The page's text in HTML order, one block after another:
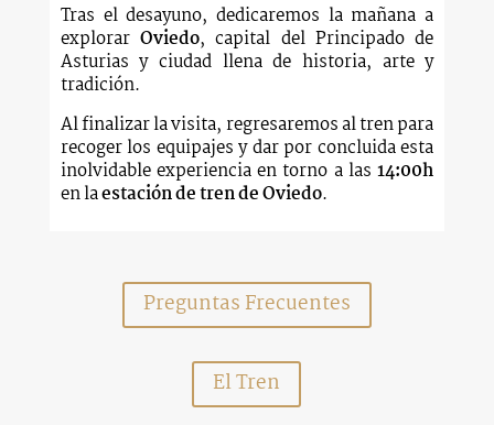
Tras el desayuno, dedicaremos la mañana a
explorarOviedo, capital del Principado de
Asturias y ciudad llena de historia, arte y
tradición.
Al finalizar la visita, regresaremos al tren para
recoger los equipajes y dar por concluida esta
inolvidable experiencia en torno a las14:00h
en laestación de tren de Oviedo.
Preguntas Frecuentes
El Tren